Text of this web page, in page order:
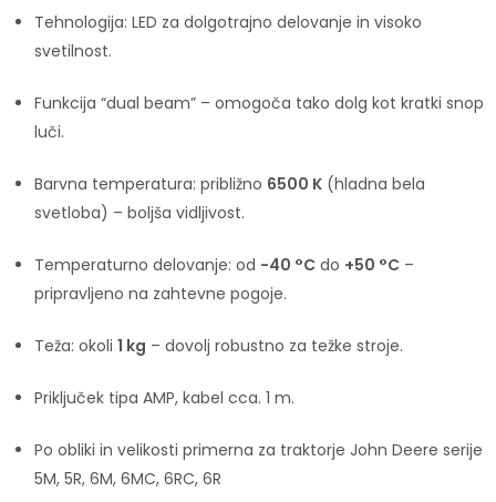
Tehnologija: LED za dolgotrajno delovanje in visoko
svetilnost.
Funkcija “dual beam” – omogoča tako dolg kot kratki snop
luči.
Barvna temperatura: približno 6500 K (hladna bela
svetloba) – boljša vidljivost.
Temperaturno delovanje: od -40 °C do +50 °C –
pripravljeno na zahtevne pogoje.
Teža: okoli 1 kg – dovolj robustno za težke stroje.
Priključek tipa AMP, kabel cca. 1 m.
Po obliki in velikosti primerna za traktorje John Deere serije
5M, 5R, 6M, 6MC, 6RC, 6R